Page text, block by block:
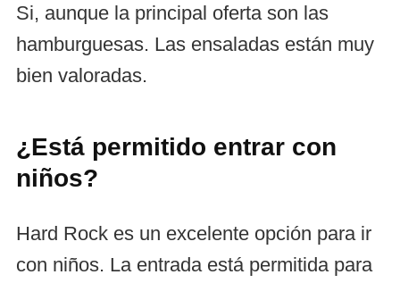
Si, aunque la principal oferta son las
hamburguesas. Las ensaladas están muy
bien valoradas.
¿Está permitido entrar con
niños?
Hard Rock es un excelente opción para ir
con niños. La entrada está permitida para